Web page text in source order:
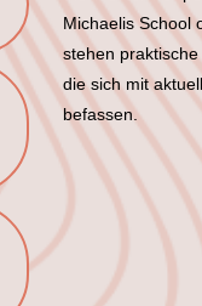
Michaelis School
stehen
die sich mit
befassen.